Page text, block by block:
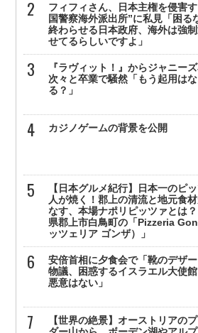
フィフィさん、日本主権を侵害
国警察海外派出所”に私見「困る
終わらせる日本政府、海外は強
せてるらしいですよ」
『ラヴィット！』からジャニー
次々と卒業で騒然「もう起用は
る？」
カジノゲームの背景を公開
【日本グルメ紀行】日本一のピ
人が焼く！郡上の清流と地元食
なす、本場ナポリピッツァとは
県郡上市白鳥町の「Pizzeria
ッツェリア ゴンザ）」
安倍首相に夕食会で「靴のデザ
物議、困惑するイスラエル大使
悪意はない」
【世界の絶景】オーストリアの